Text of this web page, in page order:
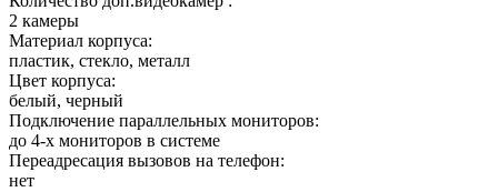
2 камеры
Материал корпуса:
пластик, стекло, металл
Цвет корпуса:
белый, черный
Подключение параллельных мониторов:
до 4-х мониторов в системе
Переадресация вызовов на телефон:
нет